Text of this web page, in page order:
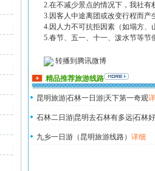
2.在不减少景点的情况下，我社
3.因客人中途离团或改变行程而
4.因人力不可抗拒因素（如塌方
5.春节、五一、十一、泼水节等
转播到腾讯微博
精品推荐旅游线路
昆明旅游|石林一日游|天下第一奇观
石林二日游|昆明去石林有多远|石林
详细
九乡一日游（昆明旅游线路）